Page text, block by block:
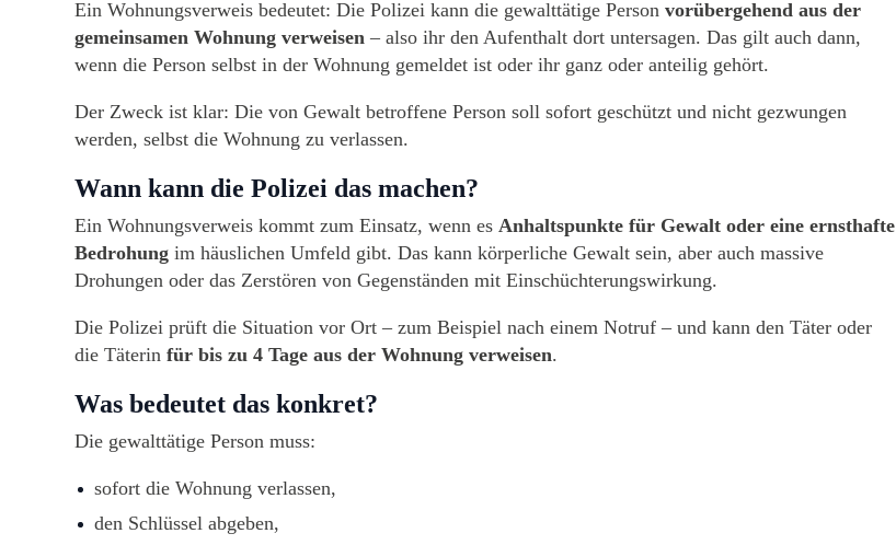
Ein Wohnungsverweis bedeutet: Die Polizei kann die gewalttätige Person vorübergehend aus der
gemeinsamen Wohnung verweisen – also ihr den Aufenthalt dort untersagen. Das gilt auch dann,
wenn die Person selbst in der Wohnung gemeldet ist oder ihr ganz oder anteilig gehört.
Der Zweck ist klar: Die von Gewalt betroffene Person soll sofort geschützt und nicht gezwungen
werden, selbst die Wohnung zu verlassen.
Wann kann die Polizei das machen?
Ein Wohnungsverweis kommt zum Einsatz, wenn es Anhaltspunkte für Gewalt oder eine ernsthafte
Bedrohung im häuslichen Umfeld gibt. Das kann körperliche Gewalt sein, aber auch massive
Drohungen oder das Zerstören von Gegenständen mit Einschüchterungswirkung.
Die Polizei prüft die Situation vor Ort – zum Beispiel nach einem Notruf – und kann den Täter oder
die Täterin für bis zu 4 Tage aus der Wohnung verweisen.
Was bedeutet das konkret?
Die gewalttätige Person muss:
sofort die Wohnung verlassen,
den Schlüssel abgeben,